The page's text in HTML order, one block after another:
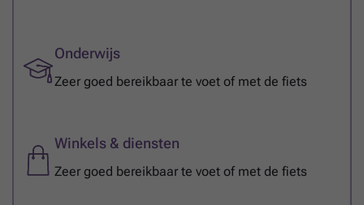
Onderwijs
Zeer goed bereikbaar te voet of met de fiets
Winkels & diensten
Zeer goed bereikbaar te voet of met de fiets